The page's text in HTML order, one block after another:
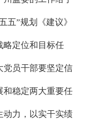
五”规划《建议》
略定位和目标任
党员干部要坚定信
和稳定两大重要任
动力，以实干实绩